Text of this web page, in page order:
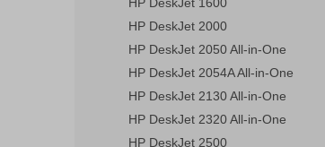
HP DeskJet 2000
HP DeskJet 2050 All-in-One
HP DeskJet 2054A All-in-One
HP DeskJet 2130 All-in-One
HP DeskJet 2320 All-in-One
HP DeskJet 2500